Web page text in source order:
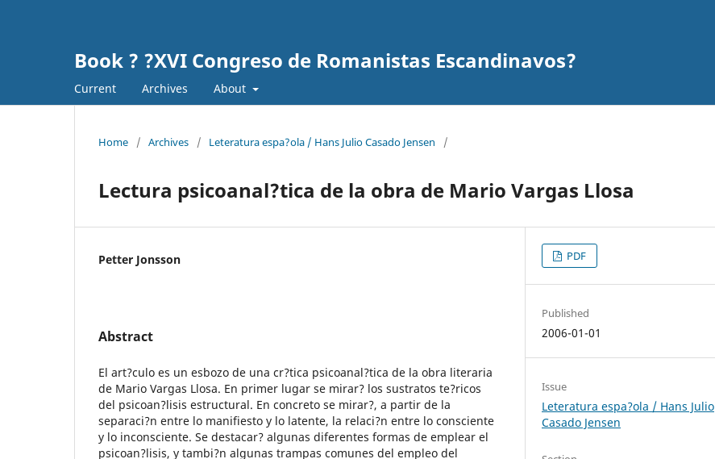
Book ? ?XVI Congreso de Romanistas Escandinavos?
Current Archives About
Home / Archives / Leteratura espa?ola / Hans Julio Casado Jensen /
Lectura psicoanal?tica de la obra de Mario Vargas Llosa
Petter Jonsson
Abstract
El art?culo es un esbozo de una cr?tica psicoanal?tica de la obra literaria
de Mario Vargas Llosa. En primer lugar se mirar? los sustratos te?ricos
del psicoan?lisis estructural. En concreto se mirar?, a partir de la
separaci?n entre lo manifiesto y lo latente, la relaci?n entre lo consciente
y lo inconsciente. Se destacar? algunas diferentes formas de emplear el
psicoan?lisis, y tambi?n algunas trampas comunes del empleo del
PDF
Published
2006-01-01
Issue
Leteratura espa?ola / Hans Julio
Casado Jensen